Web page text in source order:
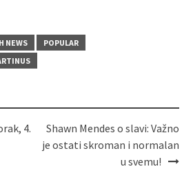
NEWS
POPULAR
4.
Shawn Mendes o slavi: Važno
je ostati skroman i normalan
u svemu!